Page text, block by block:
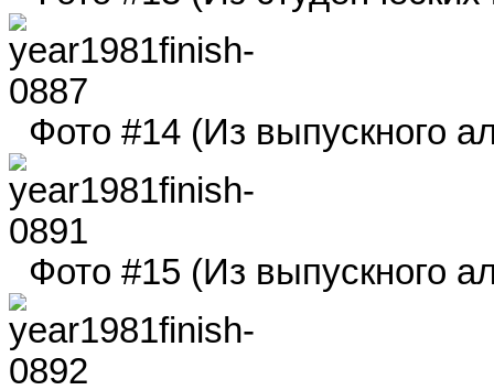
Фото #14 (Из выпускного
Фото #15 (Из выпускного